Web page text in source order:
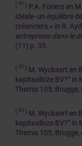
( [4] ) P.A. Foriers en
idéale- un équilibre
créanciers » in R.
entreprises dans le
(11) p. 35.
( [5] ) M. Wyckaert en
kapitaalloze BV?” in
Themis 105, Brugge,
( [6] ) M. Wyckaert en
kapitaalloze BV?” in
Themis 105, Brugge,